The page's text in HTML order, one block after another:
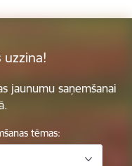
uzzina!
jaunumu saņemšanai
tēmas: